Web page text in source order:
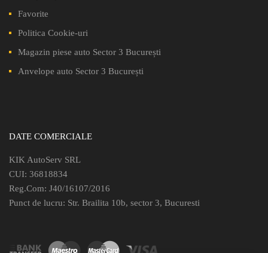
Favorite
Politica Cookie-uri
Magazin piese auto Sector 3 București
Anvelope auto Sector 3 București
DATE COMERCIALE
KIK AutoServ SRL
CUI: 36818834
Reg.Com: J40/16107/2016
Punct de lucru: Str. Brailita 10b, sector 3, Bucuresti